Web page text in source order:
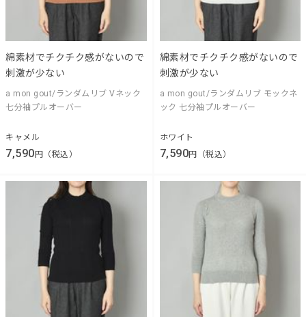
綿素材でチクチク感がないので
刺激が少ない
a mon gout/ランダムリブ Vネック
七分袖プルオーバー
キャメル
7,590 円（税込）
綿素材でチクチク感がないので
刺激が少ない
a mon gout/ランダムリブ モックネ
ック 七分袖プルオーバー
ホワイト
7,590円（税込）